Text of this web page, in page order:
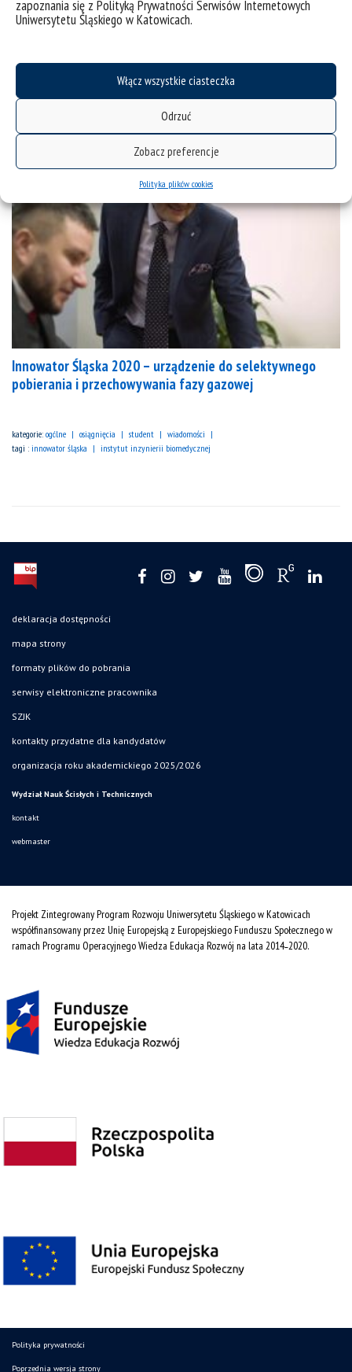
zapoznania się z Polityką Prywatności Serwisów Internetowych
Uniwersytetu Śląskiego w Katowicach.
Włącz wszystkie ciasteczka
Odrzuć
Zobacz preferencje
Polityka plików cookies
Pracownicy Instytutu Inżynierii Biomedycznej w walce z
kategorie:
instytut inzynierii biomedycznej
Innowator Śląska 2020 – urządzenie do selektywnego
pobierania i przechowywania fazy gazowej
kategorie: ogólne osiągnięcia student
wiadomości
tagi : innowator śląska instytut inzynierii biomedycznej
deklaracja dostępności
mapa strony
formaty plików do pobrania
serwisy elektroniczne pracownika
SZJK
kontakty przydatne dla kandydatów
organizacja roku akademickiego 2025/2026
Wydział Nauk Ścisłych i Technicznych
kontakt
webmaster
Projekt Zintegrowany Program Rozwoju Uniwersytetu Śląskiego w Katowicach
współfinansowany przez Unię Europejską z Europejskiego Funduszu Społecznego w
ramach Programu Operacyjnego Wiedza Edukacja Rozwój na lata 2014˗2020.
Polityka prywatności
Poprzednia wersja strony